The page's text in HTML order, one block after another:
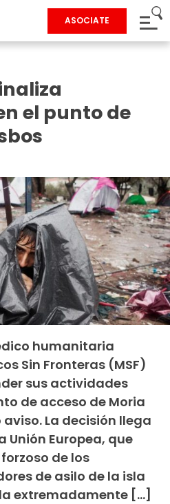
ASOCIATE
el punto de
humanitaria
Sin Fronteras (MSF)
sus actividades
de acceso de Moria
aviso. La decisión llega
Unión Europea, que
de los
de asilo de la isla
extremadamente […]